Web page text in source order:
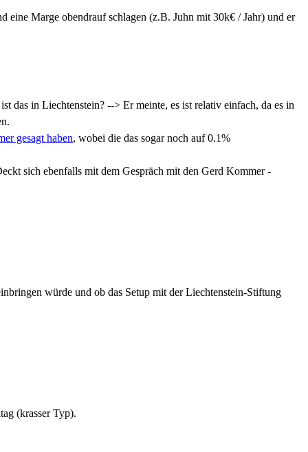
eine Marge obendrauf schlagen (z.B. Juhn mit 30k€ / Jahr) und er
das in Liechtenstein? --> Er meinte, es ist relativ einfach, da es in
gesagt haben, wobei die das sogar noch auf 0.1%
sich ebenfalls mit dem Gespräch mit den Gerd Kommer -
würde und ob das Setup mit der Liechtenstein-Stiftung
(krasser Typ).